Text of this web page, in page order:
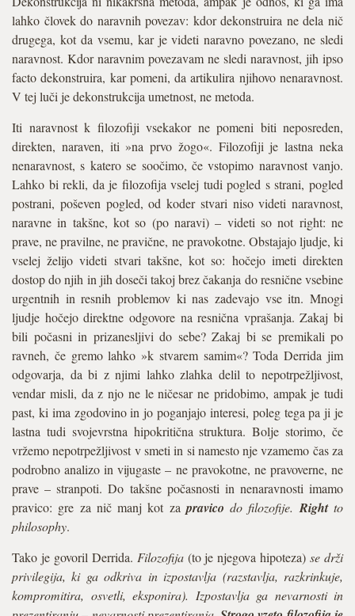
lahko človek do naravnih povezav: kdor dekonstruira ne dela nič
drugega, kot da vsemu, kar je videti naravno povezano, ne sledi
naravnost. Kdor naravnim povezavam ne sledi naravnost, jih ipso
facto dekonstruira, kar pomeni, da artikulira njihovo nenaravnost.
V tej luči je dekonstrukcija umetnost, ne metoda.
Iti naravnost k filozofiji vsekakor ne pomeni biti neposreden,
direkten, naraven, iti »na prvo žogo«. Filozofiji je lastna neka
nenaravnost, s katero se soočimo, če vstopimo naravnost vanjo.
Lahko bi rekli, da je filozofija vselej tudi pogled s strani, pogled
postrani, poševen pogled, od koder stvari niso videti naravnost,
naravne in takšne, kot so (po naravi) – videti so not right: ne
prave, ne pravilne, ne pravične, ne pravokotne. Obstajajo ljudje, ki
vselej želijo videti stvari takšne, kot so: hočejo imeti direkten
dostop do njih in jih doseči takoj brez čakanja do resnične vsebine
urgentnih in resnih problemov ki nas zadevajo vse itn. Mnogi
ljudje hočejo direktne odgovore na resnična vprašanja. Zakaj bi
bili počasni in prizanesljivi do sebe? Zakaj bi se premikali po
ravneh, če gremo lahko »k stvarem samim«? Toda Derrida jim
odgovarja, da bi z njimi lahko zlahka delil to nepotrpežljivost,
vendar misli, da z njo ne le ničesar ne pridobimo, ampak je tudi
past, ki ima zgodovino in jo poganjajo interesi, poleg tega pa ji je
lastna tudi svojevrstna hipokritična struktura. Bolje storimo, če
vržemo nepotrpežljivost v smeti in si namesto nje vzamemo čas za
podrobno analizo in vijugaste – ne pravokotne, ne pravoverne, ne
prave – stranpoti. Do takšne počasnosti in nenaravnosti imamo
pravico: gre za nič manj kot zapravico do filozofije. Rightto
philosophy.
Tako je govoril Derrida. Filozofija(to je njegova hipoteza)se drži
privilegija, ki ga odkriva in izpostavlja (razstavlja, razkrinkuje,
kompromitira, osvetli, eksponira). Izpostavlja ga nevarnosti in